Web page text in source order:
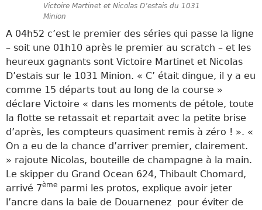
Victoire Martinet et Nicolas D’estais du 1031
Minion
A 04h52 c’est le premier des séries qui passe la ligne
– soit une 01h10 après le premier au scratch – et les
heureux gagnants sont Victoire Martinet et Nicolas
D’estais sur le 1031 Minion. « C’ était dingue, il y a eu
comme 15 départs tout au long de la course »
déclare Victoire « dans les moments de pétole, toute
la flotte se retassait et repartait avec la petite brise
d’après, les compteurs quasiment remis à zéro ! ». «
On a eu de la chance d’arriver premier, clairement.
» rajoute Nicolas, bouteille de champagne à la main.
Le skipper du Grand Ocean 624, Thibault Chomard,
arrivé 7ème parmi les protos, explique avoir jeter
l’ancre dans la baie de Douarnenez pour éviter de